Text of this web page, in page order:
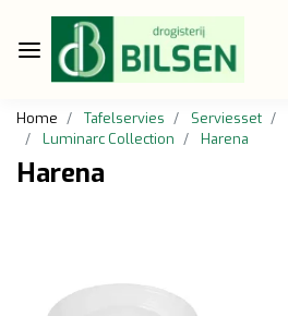
Home Tafelservies Serviesset
Luminarc Collection
Harena
Harena